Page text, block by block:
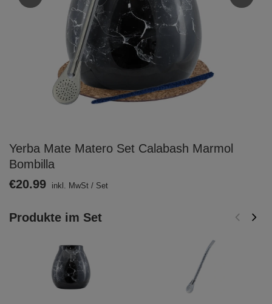
Yerba Mate Matero Set Calabash Marmol
Bombilla
Produkte im Set
€20.99 inkl. MwSt / Set